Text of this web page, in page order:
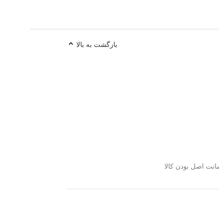
بازگشت به بالا
اصل بودن کالا